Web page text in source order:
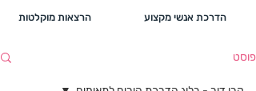
הרצאות מוקלטות הדרכת אנשי מקצוע
פוסט